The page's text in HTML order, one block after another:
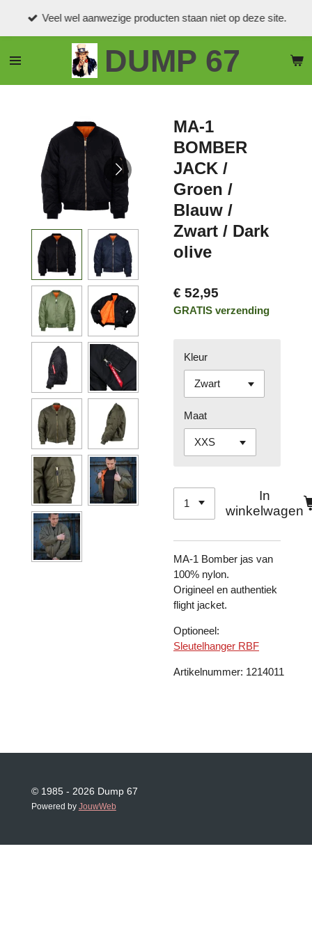
de
DUMP 67
Veel wel aanwezige producten staan niet op deze site.
MA-1
BOMBER
JACK /
Groen /
Blauw /
Zwart / Dark
olive
€ 52,95
GRATIS verzending
Kleur
Maat
In
winkelwagen
MA-1 Bomber jas van
100% nylon.
Origineel en authentiek
flight jacket.
Optioneel:
Sleutelhanger RBF
Artikelnummer: 1214011
© 1985 - 2026 Dump 67
Powered by JouwWeb